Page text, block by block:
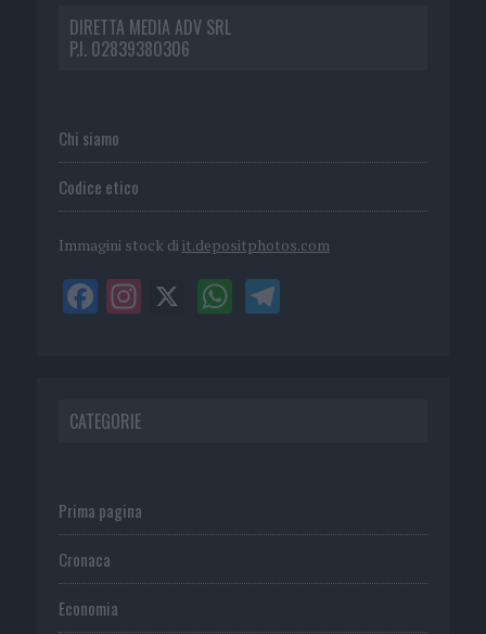
DIRETTA MEDIA ADV SRL
P.I. 02839380306
Chi siamo
Codice etico
Immagini stock di it.depositphotos.com
CATEGORIE
Prima pagina
Cronaca
Economia